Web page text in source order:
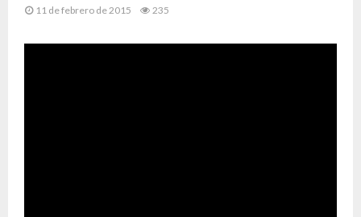
11 de febrero de 2015 235